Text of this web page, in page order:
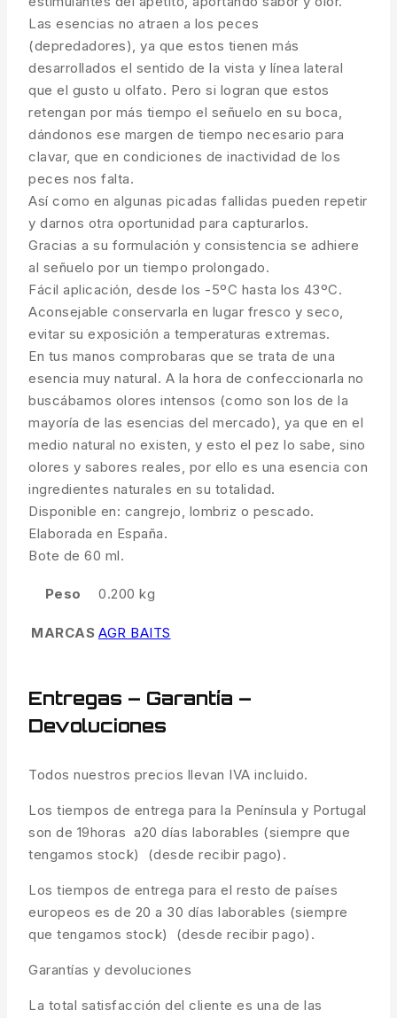
Las esencias no atraen a los peces
(depredadores), ya que estos tienen más
desarrollados el sentido de la vista y línea lateral
que el gusto u olfato. Pero si logran que estos
retengan por más tiempo el señuelo en su boca,
dándonos ese margen de tiempo necesario para
clavar, que en condiciones de inactividad de los
peces nos falta.
Así como en algunas picadas fallidas pueden repetir
y darnos otra oportunidad para capturarlos.
Gracias a su formulación y consistencia se adhiere
al señuelo por un tiempo prolongado.
Fácil aplicación, desde los -5ºC hasta los 43ºC.
Aconsejable conservarla en lugar fresco y seco,
evitar su exposición a temperaturas extremas.
En tus manos comprobaras que se trata de una
esencia muy natural. A la hora de confeccionarla no
buscábamos olores intensos (como son los de la
mayoría de las esencias del mercado), ya que en el
medio natural no existen, y esto el pez lo sabe, sino
olores y sabores reales, por ello es una esencia con
ingredientes naturales en su totalidad.
Disponible en: cangrejo, lombriz o pescado.
Elaborada en España.
Bote de 60 ml.
Peso 0.200 kg
MARCAS AGR BAITS
Entregas – Garantía –
Devoluciones
Todos nuestros precios llevan IVA incluido.
Los tiempos de entrega para la Península y Portugal
son de 19horas a20 días laborables (siempre que
tengamos stock) (desde recibir pago).
Los tiempos de entrega para el resto de países
europeos es de 20 a 30 días laborables (siempre
que tengamos stock) (desde recibir pago).
Garantías y devoluciones
La total satisfacción del cliente es una de las